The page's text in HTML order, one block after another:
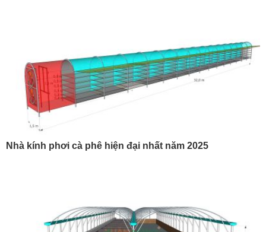
Nhà kính phơi cà phê hiện đại nhất năm 2025